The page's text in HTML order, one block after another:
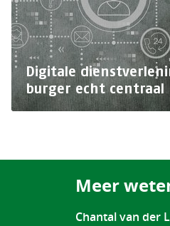
Digitale
burger echt centraal
Meer
Chantal van der